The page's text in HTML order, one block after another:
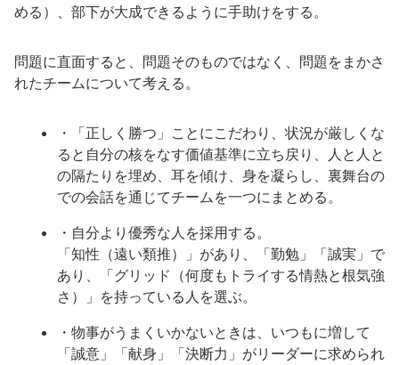
める）、部下が大成できるように手助けをする。
問題に直面すると、問題そのものではなく、問題をまかさ
れたチームについて考える。
・「正しく勝つ」ことにこだわり、状況が厳しくな
ると自分の核をなす価値基準に立ち戻り、人と人と
の隔たりを埋め、耳を傾け、身を凝らし、裏舞台の
での会話を通じてチームを一つにまとめる。
・自分より優秀な人を採用する。
「知性（遠い類推）」があり、「勤勉」「誠実」で
あり、「グリッド（何度もトライする情熱と根気強
さ）」を持っている人を選ぶ。
・物事がうまくいかないときは、いつもに増して
「誠意」「献身」「決断力」がリーダーに求められ